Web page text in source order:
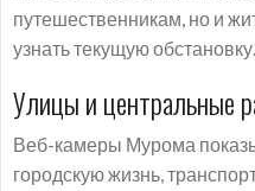
путешественникам, но и
узнать текущую обстановку.
Улицы и центральные
Веб-камеры Мурома
городскую жизнь,